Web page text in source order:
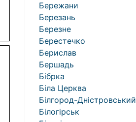
Бережани
Березань
Березне
Берестечко
Берислав
Бершадь
Бібрка
Біла Церква
Білгород-Дністровський
Білогірськ